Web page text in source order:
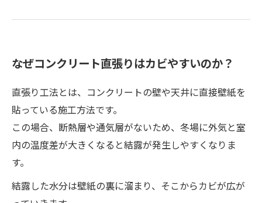
なぜコンクリート直張りはカビやすいのか？
直張り工法とは、コンクリートの壁や天井に直接壁紙を
貼っている施工方法です。
この場合、断熱層や通気層がないため、冬場に外気と室
内の温度差が大きくなると結露が発生しやすくなりま
す。
結露した水分は壁紙の裏に溜まり、そこからカビが広が